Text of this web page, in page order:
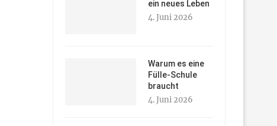
ein neues Leben
4. Juni 2026
Warum es eine
Fülle-Schule
braucht
4. Juni 2026